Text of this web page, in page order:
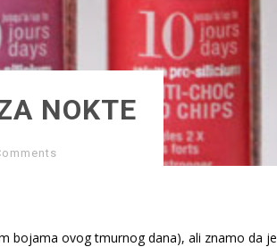
NOKTE
bojama ovog tmurnog dana), ali znamo da je